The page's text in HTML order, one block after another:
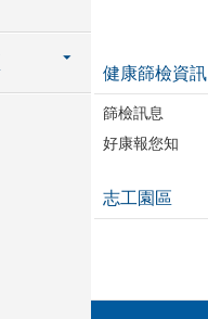
健康篩檢資訊
篩檢訊息
好康報您知
志工園區